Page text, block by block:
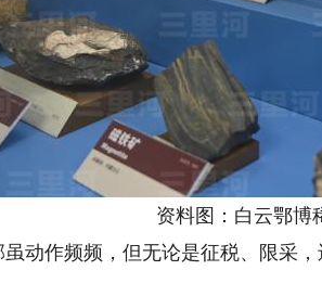
资料图：白云鄂博稀
作频频，但无论是征税、限采，